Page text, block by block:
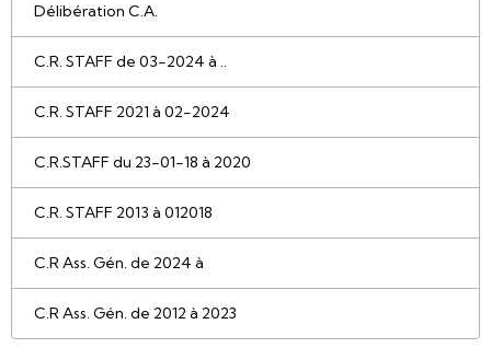
Délibération C.A.
C.R. STAFF de 03-2024 à ..
C.R. STAFF 2021 à 02-2024
C.R.STAFF du 23-01-18 à 2020
C.R. STAFF 2013 à 012018
C.R Ass. Gén. de 2024 à
C.R Ass. Gén. de 2012 à 2023